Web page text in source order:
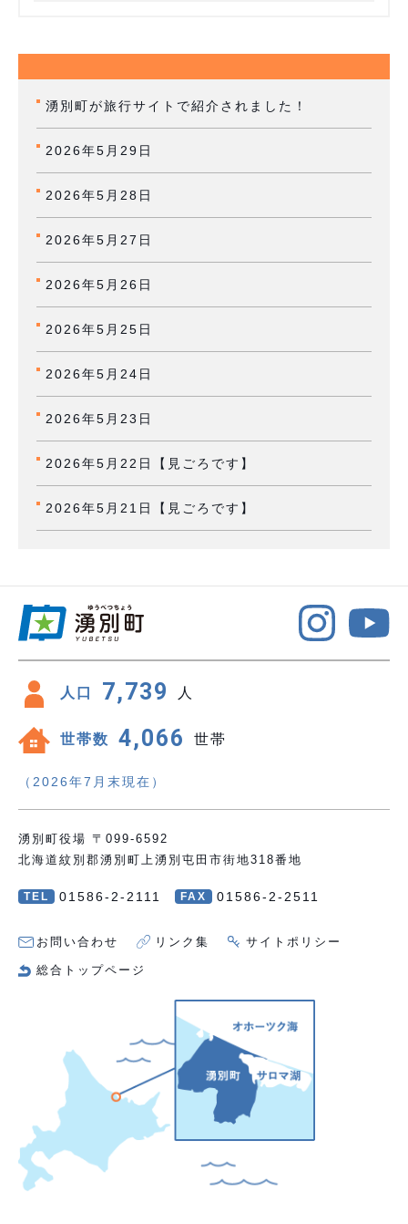
湧別町が旅行サイトで紹介されました！
2026年5月29日
2026年5月28日
2026年5月27日
2026年5月26日
2026年5月25日
2026年5月24日
2026年5月23日
2026年5月22日【見ごろです】
2026年5月21日【見ごろです】
人口 7,739 人
世帯数 4,066 世帯
（2026年7月末現在）
湧別町役場 〒099-6592
北海道紋別郡湧別町上湧別屯田市街地318番地
TEL 01586-2-2111 FAX 01586-2-2511
お問い合わせ リンク集 サイトポリシー
総合トップページ